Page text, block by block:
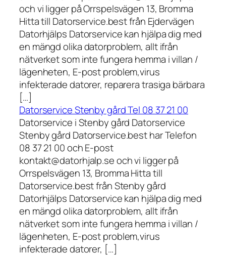
och vi ligger på Orrspelsvägen 13, Bromma
Hitta till Datorservice.best från Ejdervägen
Datorhjälps Datorservice kan hjälpa dig med
en mängd olika datorproblem, allt ifrån
nätverket som inte fungera hemma i villan /
lägenheten, E-post problem,virus
infekterade datorer, reparera trasiga bärbara
[…]
Datorservice Stenby gård Tel 08 37 21 00
Datorservice i Stenby gård Datorservice
Stenby gård Datorservice.best har Telefon
08 37 21 00 och E-post
kontakt@datorhjalp.se och vi ligger på
Orrspelsvägen 13, Bromma Hitta till
Datorservice.best från Stenby gård
Datorhjälps Datorservice kan hjälpa dig med
en mängd olika datorproblem, allt ifrån
nätverket som inte fungera hemma i villan /
lägenheten, E-post problem,virus
infekterade datorer, […]